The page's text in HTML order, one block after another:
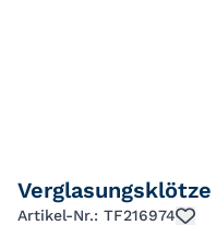
Artikel-Nr.: TF216974